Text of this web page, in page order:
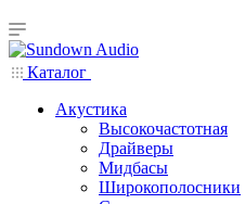
Каталог
Акустика
Высокочастотная
Драйверы
Мидбасы
Широкополосники